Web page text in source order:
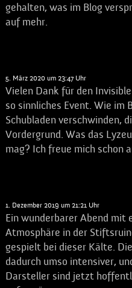
gehalten, was im Blog
auf mehr.
5. März 2020 um 23:47 Uhr
Vielen Dank für den
so sinnliches Event. Wie im
Schubladen verschwinden,
Vordergrund. Was das
mag? Ich freue mich schon
1. Dezember 2019 um 21:21 Uhr
Ein wunderbarer Abend mit
Atmosphäre in der
gespielt bei dieser Kälte.
dadurch umso intensiver,
Darsteller sind jetzt